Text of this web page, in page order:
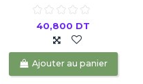
40,800 DT
Ajouter au panier